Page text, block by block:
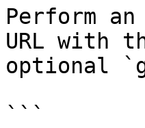
Perform
URL with
optional
```